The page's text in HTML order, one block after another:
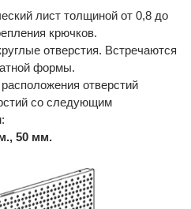
лист толщиной от 0,8 до
крючков.
отверстия. Встречаются
формы.
отверстий
со следующим
50 мм.